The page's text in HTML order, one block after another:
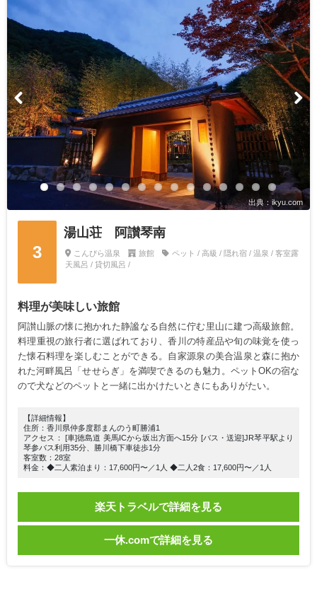
出典：ikyu.com
3
湯山荘 阿讃琴南
こんぴら温泉 旅館
ペット / 高級 / 隠れ宿 / 温泉 / 客室露
天風呂 / 貸切風呂 /
料理が美味しい旅館
阿讃山脈の懐に抱かれた静謐なる自然に佇む里山に建つ高級旅館。
料理重視の旅行者に選ばれており、香川の特産品や旬の味覚を使っ
た懐石料理を楽しむことができる。自家源泉の美合温泉と森に抱か
れた河畔風呂「せせらぎ」を満喫できるのも魅力。ペットOKの宿な
ので犬などのペットと一緒に出かけたいときにもありがたい。
【詳細情報】
住所：香川県仲多度郡まんのう町勝浦1
アクセス： [車]徳島道 美馬ICから坂出方面へ15分 [バス・送迎]JR琴平駅より
琴参バス利用35分、勝川橋下車徒歩1分
客室数：28室
料金：◆二人素泊まり：17,600円〜／1人 ◆二人2食：17,600円〜／1人
楽天トラベルで詳細を見る
一休.comで詳細を見る